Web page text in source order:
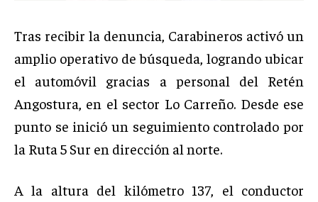
Tras recibir la denuncia, Carabineros activó un
amplio operativo de búsqueda, logrando ubicar
el automóvil gracias a personal del Retén
Angostura, en el sector Lo Carreño. Desde ese
punto se inició un seguimiento controlado por
la Ruta 5 Sur en dirección al norte.
A la altura del kilómetro 137, el conductor